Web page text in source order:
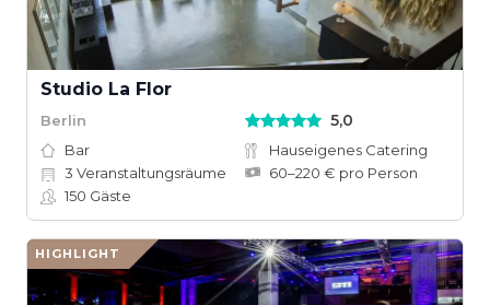
Studio La Flor
Berlin 5,0
Bar
Hauseigenes Catering
3 Veranstaltungsräume
60–220 € pro Person
150 Gäste
HIGHLIGHT